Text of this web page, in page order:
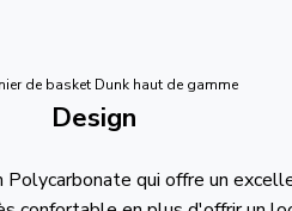
Design
Polycarbonate qui offre un